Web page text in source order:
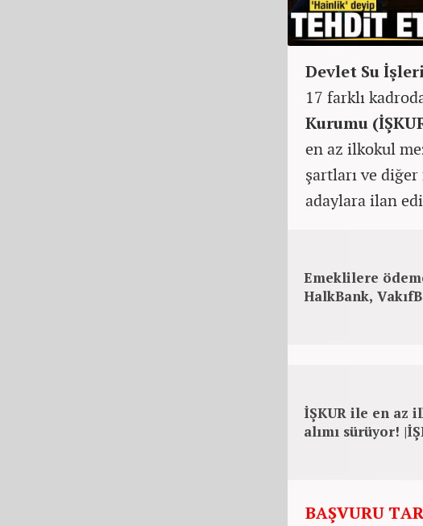
Devlet Su
17 farklı
Kurumu
en az ilkokul
şartları ve
adaylara ilan
Emeklilere
HalkBank,
İŞKUR ile en az
alımı sürüyor!
BAŞVURU